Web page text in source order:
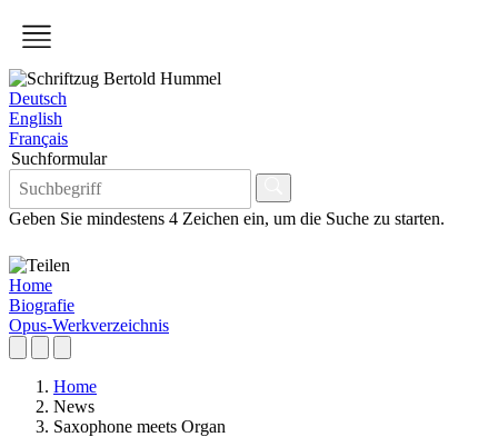
Deutsch
English
Français
Suchformular
Geben Sie mindestens 4 Zeichen ein, um die Suche zu starten.
Home
Biografie
Opus-Werkverzeichnis
Home
News
Saxophone meets Organ